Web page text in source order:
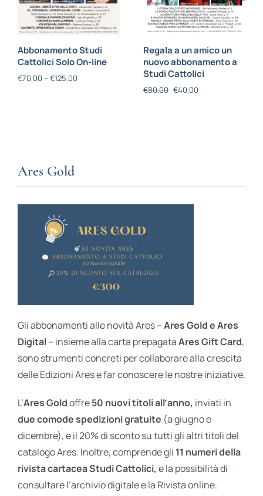
Abbonamento Studi
Cattolici Solo On-line
€70,00 – €125,00
Regala a un amico un
nuovo abbonamento a
Studi Cattolici
€80,00 €40,00
Ares Gold
Gli abbonamenti alle novità Ares –Ares Gold e Ares
Digital– insieme alla carta prepagataAres Gift Card,
sono strumenti concreti per collaborare alla crescita
delle Edizioni Ares e far conoscere le nostre iniziative.
L’Ares Goldoffre50 nuovi titoli all’anno, inviati in
due comode spedizioni gratuite (a giugno e
dicembre), e il 20% di sconto su tutti gli altri titoli del
catalogo Ares. Inoltre, comprende gli 11 numeri della
rivista cartacea Studi Cattolici, e la possibilità di
consultare l’archivio digitale e la Rivista online.